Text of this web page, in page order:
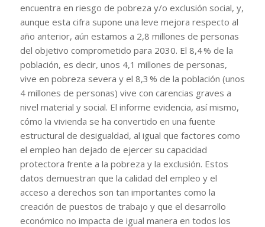
encuentra en riesgo de pobreza y/o exclusión social, y,
aunque esta cifra supone una leve mejora respecto al
año anterior, aún estamos a 2,8 millones de personas
del objetivo comprometido para 2030. El 8,4 % de la
población, es decir, unos 4,1 millones de personas,
vive en pobreza severa y el 8,3 % de la población (unos
4 millones de personas) vive con carencias graves a
nivel material y social. El informe evidencia, así mismo,
cómo la vivienda se ha convertido en una fuente
estructural de desigualdad, al igual que factores como
el empleo han dejado de ejercer su capacidad
protectora frente a la pobreza y la exclusión. Estos
datos demuestran que la calidad del empleo y el
acceso a derechos son tan importantes como la
creación de puestos de trabajo y que el desarrollo
económico no impacta de igual manera en todos los